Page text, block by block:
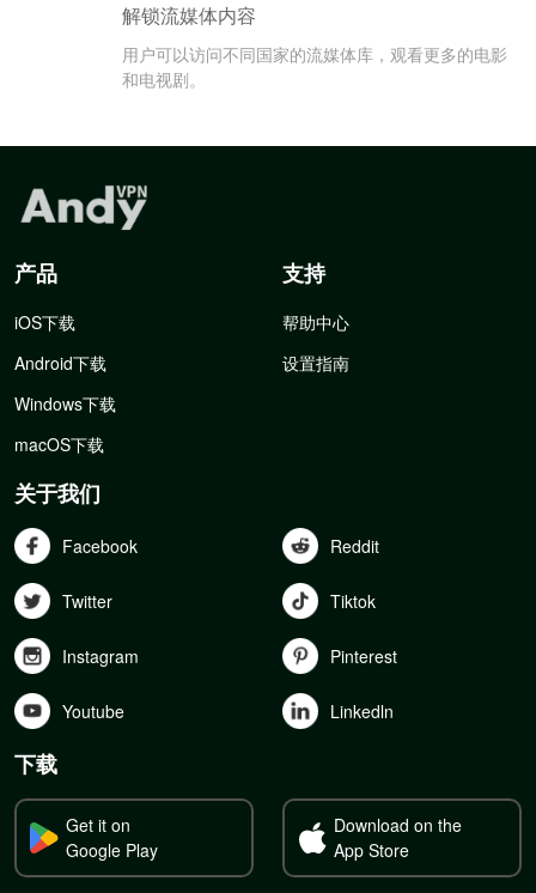
解锁流媒体内容
用户可以访问不同国家的流媒体库，观看更多的电影
和电视剧。
产品
iOS下载
Android下载
Windows下载
macOS下载
支持
帮助中心
设置指南
关于我们
Facebook Reddit
Twitter Tiktok
Instagram Pinterest
Youtube Linkedln
下载
Get it on
Google Play
Download on the
App Store